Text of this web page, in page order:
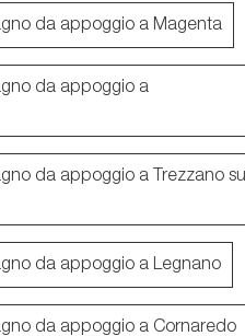
da appoggio a Magenta
da appoggio a
da appoggio a Trezzano sul
da appoggio a Legnano
da appoggio a Cornaredo